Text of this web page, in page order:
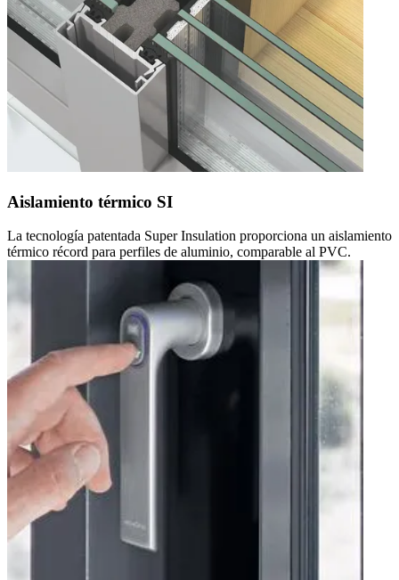
Aislamiento térmico SI
La tecnología patentada Super Insulation proporciona un aislamiento
térmico récord para perfiles de aluminio, comparable al PVC.